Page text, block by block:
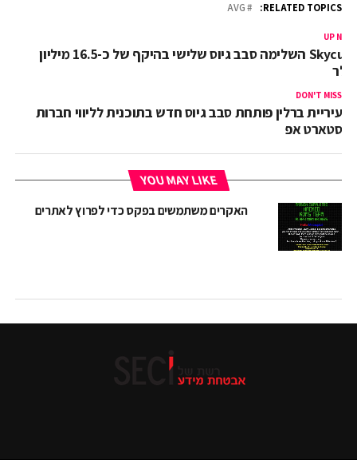
RELATED TOPICS:
AVG
UP
Skycure השלימה סבב גיוס שלישי בהיקף של כ-16.5 מיליון
DON'T MISS
עיריית ברלין פותחת סבב גיוס חדש בתוכנית לליווי חברות
סטארט אפ
YOU MAY LIKE
האקרים משתמשים בפקס כדי לפרוץ לאתרים